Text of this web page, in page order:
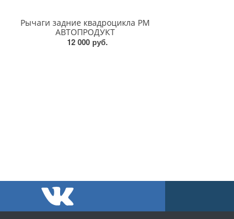
Рычаги задние квадроцикла РМ
АВТОПРОДУКТ
12 000 руб.